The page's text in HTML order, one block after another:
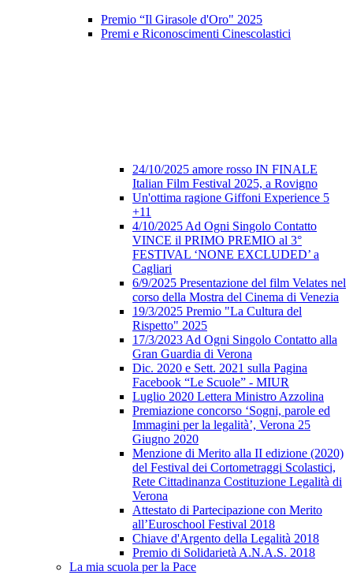
Premio “Il Girasole d'Oro" 2025
Premi e Riconoscimenti Cinescolastici
24/10/2025 amore rosso IN FINALE
Italian Film Festival 2025, a Rovigno
Un'ottima ragione Giffoni Experience 5
+11
4/10/2025 Ad Ogni Singolo Contatto
VINCE il PRIMO PREMIO al 3°
FESTIVAL ‘NONE EXCLUDED’ a
Cagliari
6/9/2025 Presentazione del film Velates nel
corso della Mostra del Cinema di Venezia
19/3/2025 Premio "La Cultura del
Rispetto" 2025
17/3/2023 Ad Ogni Singolo Contatto alla
Gran Guardia di Verona
Dic. 2020 e Sett. 2021 sulla Pagina
Facebook “Le Scuole” - MIUR
Luglio 2020 Lettera Ministro Azzolina
Premiazione concorso ‘Sogni, parole ed
Immagini per la legalità’, Verona 25
Giugno 2020
Menzione di Merito alla II edizione (2020)
del Festival dei Cortometraggi Scolastici,
Rete Cittadinanza Costituzione Legalità di
Verona
Attestato di Partecipazione con Merito
all’Euroschool Festival 2018
Chiave d'Argento della Legalità 2018
Premio di Solidarietà A.N.A.S. 2018
La mia scuola per la Pace